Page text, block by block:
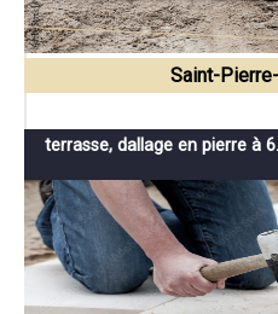
Saint-
terrasse, dallage en pierre à